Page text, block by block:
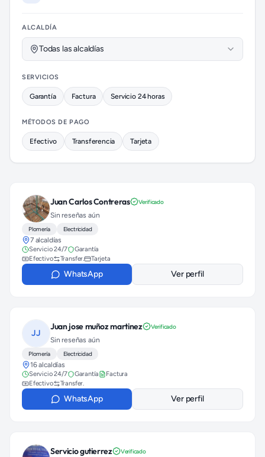
ALCALDÍA
Todas las alcaldías
SERVICIOS
Garantía Factura Servicio 24 horas
MÉTODOS DE PAGO
Efectivo Transferencia Tarjeta
Juan Carlos Contreras Verificado
Sin reseñas aún
Plomería Electricidad
7 alcaldías
Servicio 24/7
Garantía
Efectivo
Transfer. Tarjeta
WhatsApp Ver perfil
JJ
Juan jose muñoz martinez Verificado
Sin reseñas aún
Plomería Electricidad
16 alcaldías
Servicio 24/7 Garantía
Factura
Efectivo
Transfer.
WhatsApp Ver perfil
Servicio gutierrez Verificado